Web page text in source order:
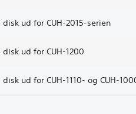
ud for CUH-2015-serien
ud for CUH-1200
ud for CUH-1110- og CUH-